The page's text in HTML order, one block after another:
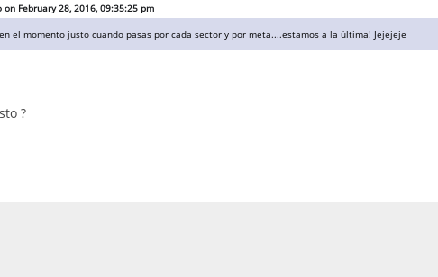
February 28, 2016, 09:35:25 pm
el momento justo cuando pasas por cada sector y por meta....estamos a la última! Jejejeje
?